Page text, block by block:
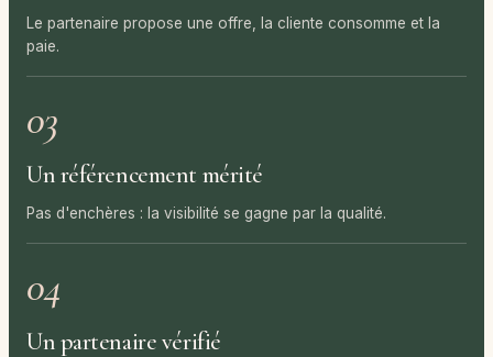
Le partenaire propose une offre, la cliente consomme et la
paie.
03
Un référencement mérité
Pas d'enchères : la visibilité se gagne par la qualité.
04
Un partenaire vérifié